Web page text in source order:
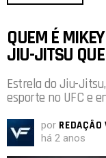
o
o
k
A
p
p
QUEM É
JIU-JITSU
Estrela do Jiu-
esporte no UFC e
por
há 2 anos